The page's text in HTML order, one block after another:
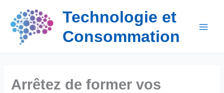
contenu
Technologie et
Consommation
Arrêtez de former vos